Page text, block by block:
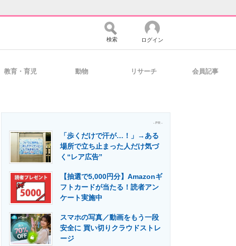
のコミュニティ マーケ×ITの今がよく分かる
入・活用を支援
専門メディア 建設×テクノロジーの最前線
検索 ログイン
教育・育児 動物 リサーチ 会員記事
- PR -
「歩くだけで汗が…！」→ある
場所で立ち止まった人だけ気づ
く“レア広告”
【抽選で5,000円分】Amazonギ
フトカードが当たる！読者アン
ケート実施中
スマホの写真／動画をもう一段
安全に 買い切りクラウドストレ
ージ